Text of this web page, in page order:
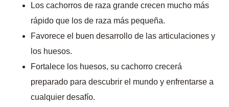
Los cachorros de raza grande crecen mucho más
rápido que los de raza más pequeña.
Favorece el buen desarrollo de las articulaciones y
los huesos.
Fortalece los huesos, su cachorro crecerá
preparado para descubrir el mundo y enfrentarse a
cualquier desafío.